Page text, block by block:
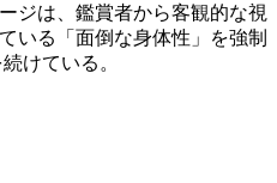
ジは、鑑賞者から客観的な視
いる「面倒な身体性」を強制
けている。